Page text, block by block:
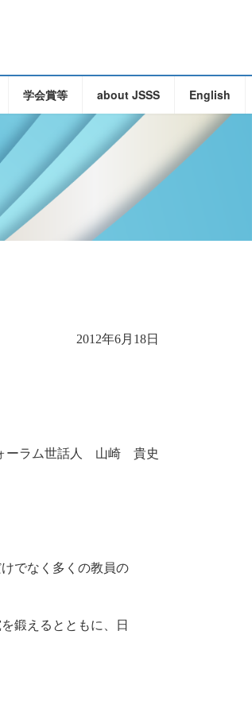
学会賞等 about JSSS English
2012年6月 18日
ーラム世話人 山崎 貴史
でなく多くの教員の
鍛えるとともに、日